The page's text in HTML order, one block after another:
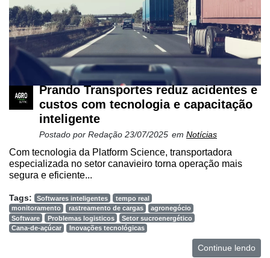
Prando Transportes reduz acidentes e
custos com tecnologia e capacitação
inteligente
Postado por Redação 23/07/2025 em Notícias
Com tecnologia da Platform Science, transportadora
especializada no setor canavieiro torna operação mais
segura e eficiente...
Tags: Softwares inteligentes
tempo real
monitoramento
rastreamento de cargas
agronegócio
Software
Problemas logisticos
Setor sucroenergético
Cana-de-açúcar
Inovações tecnológicas
Continue lendo